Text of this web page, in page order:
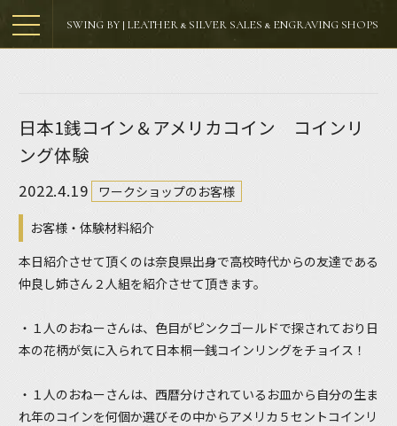
SWING BY | LEATHER & SILVER SALES & ENGRAVING SHOPS
日本1銭コイン＆アメリカコイン コインリ
ング体験
2022.4.19 ワークショップのお客様
お客様・体験材料紹介
本日紹介させて頂くのは奈良県出身で高校時代からの友達である
仲良し姉さん２人組を紹介させて頂きます。
・１人のおねーさんは、色目がピンクゴールドで探されており日
本の花柄が気に入られて 日本桐一銭コインリングをチョイス！
・１人のおねーさんは、西暦分けされているお皿から自分の生ま
れ年のコインを何個か選びその中からアメリカ５セントコインリ